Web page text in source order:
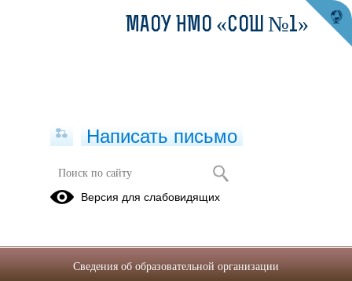
Проверка качества питания
мобильной группой
МАОУ НМО «СОШ №1»
Написать письмо
Версия для слабовидящих
Сведения об образовательной организации